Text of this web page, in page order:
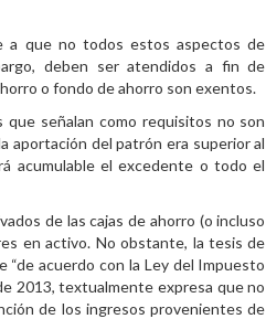
a que no todos estos aspectos de
deben ser atendidos a fin de
o fondo de ahorro son exentos.
que señalan como requisitos no son
aportación del patrón era superior al
acumulable el excedente o todo el
de las cajas de ahorro (o incluso
en activo. No obstante, la tesis de
“de acuerdo con la Ley del Impuesto
2013, textualmente expresa que no
de los ingresos provenientes de